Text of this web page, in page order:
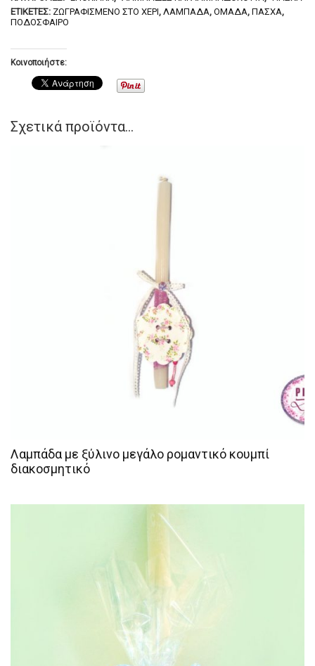
ΕΤΙΚΈΤΕΣ: ΖΩΓΡΑΦΙΣΜΈΝΟ ΣΤΟ ΧΈΡΙ, ΛΑΜΠΆΔΑ, ΟΜΆΔΑ, ΠΆΣΧΑ,
ΠΟΔΌΣΦΑΙΡΟ
Κοινοποιήστε:
Σχετικά προϊόντα...
Λαμπάδα με ξύλινο μεγάλο ρομαντικό κουμπί
διακοσμητικό